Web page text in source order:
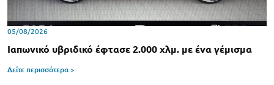
05/08/2026
Ιαπωνικό υβριδικό έφτασε 2.000 χλμ. με ένα γέμισμα
Δείτε περισσότερα >